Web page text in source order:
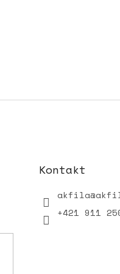
Kontakt
akfila@
+421 911